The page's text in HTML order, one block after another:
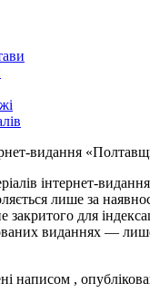
видання
інтернет-
лише за
закритого для
виданнях —
написом ,